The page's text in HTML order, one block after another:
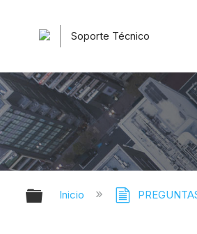
Soporte Técnico
Expandir/
Inicio